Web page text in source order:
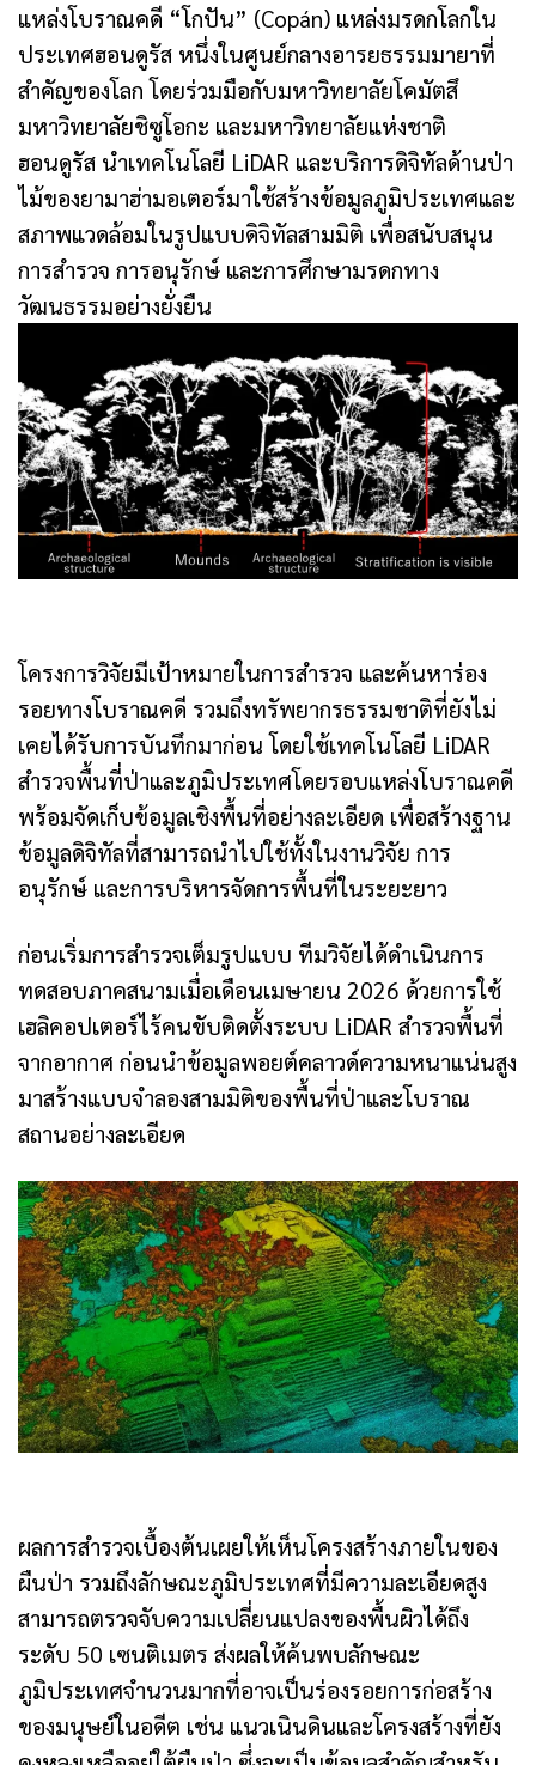
แหล่งโบราณคดี “โกปัน” (Copán) แหล่งมรดกโลกใน
ประเทศฮอนดูรัส หนึ่งในศูนย์กลางอารยธรรมมายาที่
สำคัญของโลก โดยร่วมมือกับมหาวิทยาลัยโคมัตสึ
มหาวิทยาลัยชิซูโอกะ และมหาวิทยาลัยแห่งชาติ
ฮอนดูรัส นำเทคโนโลยี LiDAR และบริการดิจิทัลด้านป่า
ไม้ของยามาฮ่ามอเตอร์มาใช้สร้างข้อมูลภูมิประเทศและ
สภาพแวดล้อมในรูปแบบดิจิทัลสามมิติ เพื่อสนับสนุน
การสำรวจ การอนุรักษ์ และการศึกษามรดกทาง
วัฒนธรรมอย่างยั่งยืน
โครงการวิจัยมีเป้าหมายในการสำรวจ และค้นหาร่อง
รอยทางโบราณคดี รวมถึงทรัพยากรธรรมชาติที่ยังไม่
เคยได้รับการบันทึกมาก่อน โดยใช้เทคโนโลยี LiDAR
สำรวจพื้นที่ป่าและภูมิประเทศโดยรอบแหล่งโบราณคดี
พร้อมจัดเก็บข้อมูลเชิงพื้นที่อย่างละเอียด เพื่อสร้างฐาน
ข้อมูลดิจิทัลที่สามารถนำไปใช้ทั้งในงานวิจัย การ
อนุรักษ์ และการบริหารจัดการพื้นที่ในระยะยาว
ก่อนเริ่มการสำรวจเต็มรูปแบบ ทีมวิจัยได้ดำเนินการ
ทดสอบภาคสนามเมื่อเดือนเมษายน 2026 ด้วยการใช้
เฮลิคอปเตอร์ไร้คนขับติดตั้งระบบ LiDAR สำรวจพื้นที่
จากอากาศ ก่อนนำข้อมูลพอยต์คลาวด์ความหนาแน่นสูง
มาสร้างแบบจำลองสามมิติของพื้นที่ป่าและโบราณ
สถานอย่างละเอียด
ผลการสำรวจเบื้องต้นเผยให้เห็นโครงสร้างภายในของ
ผืนป่า รวมถึงลักษณะภูมิประเทศที่มีความละเอียดสูง
สามารถตรวจจับความเปลี่ยนแปลงของพื้นผิวได้ถึง
ระดับ 50 เซนติเมตร ส่งผลให้ค้นพบลักษณะ
ภูมิประเทศจำนวนมากที่อาจเป็นร่องรอยการก่อสร้าง
ของมนุษย์ในอดีต เช่น แนวเนินดินและโครงสร้างที่ยัง